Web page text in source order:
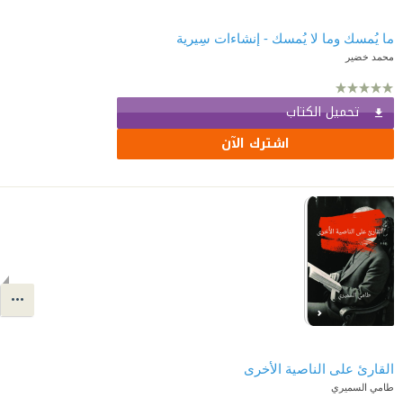
ما يُمسك وما لا يُمسك - إنشاءات سِيرية
محمد خضير
تحميل الكتاب
اشترك الآن
القارئ على الناصية الأخرى
طامي السميري